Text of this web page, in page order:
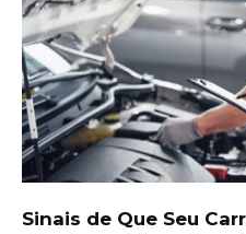
Sinais de Que Seu